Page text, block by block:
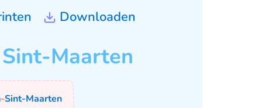
Downloaden
Maarten
-Sint-Maarten